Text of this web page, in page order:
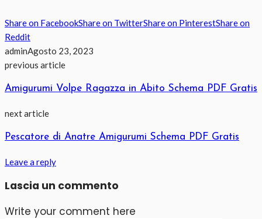
Share on FacebookShare on TwitterShare on PinterestShare on
Reddit
adminAgosto 23, 2023
previous article
Amigurumi Volpe Ragazza in Abito Schema PDF Gratis
next article
Pescatore di Anatre Amigurumi Schema PDF Gratis
Leave a reply
Lascia un commento
Write your comment here